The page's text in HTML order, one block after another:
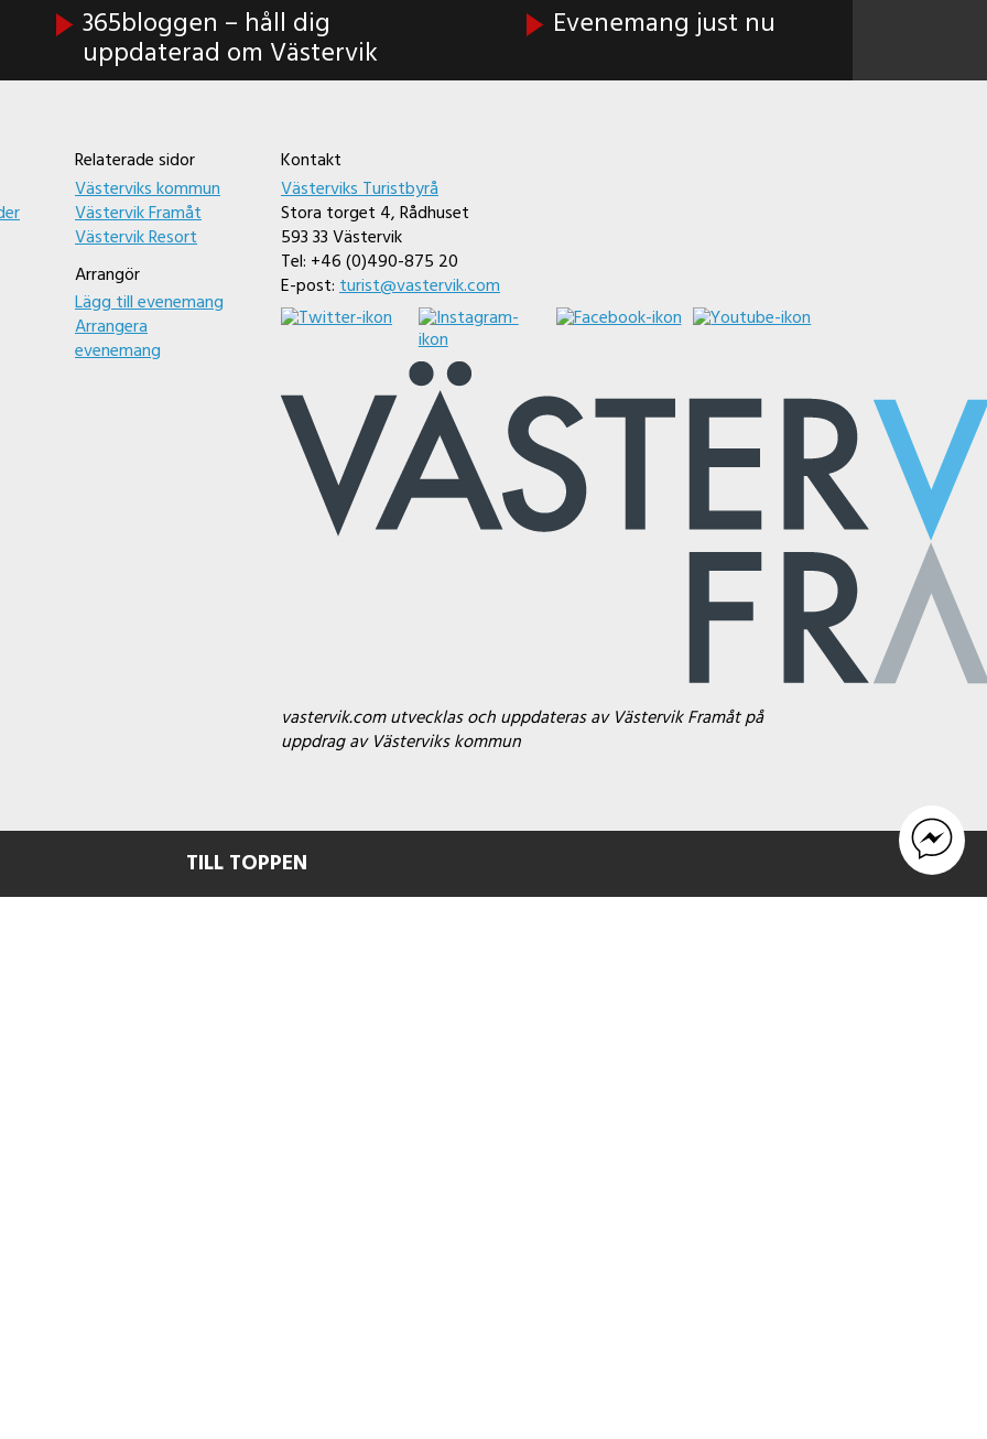
365bloggen – håll dig
uppdaterad om Västervik
Evenemang just nu
Relaterade sidor
Västerviks kommun
Västervik Framåt
Västervik Resort
Arrangör
Lägg till evenemang
Arrangera
evenemang
Kontakt
Västerviks Turistbyrå
Stora torget 4, Rådhuset
593 33 Västervik
Tel: +46 (0)490-875 20
E-post:turist@vastervik.com
vastervik.com utvecklas och uppdateras av Västervik Framåt på
uppdrag av Västerviks kommun
TILL TOPPEN